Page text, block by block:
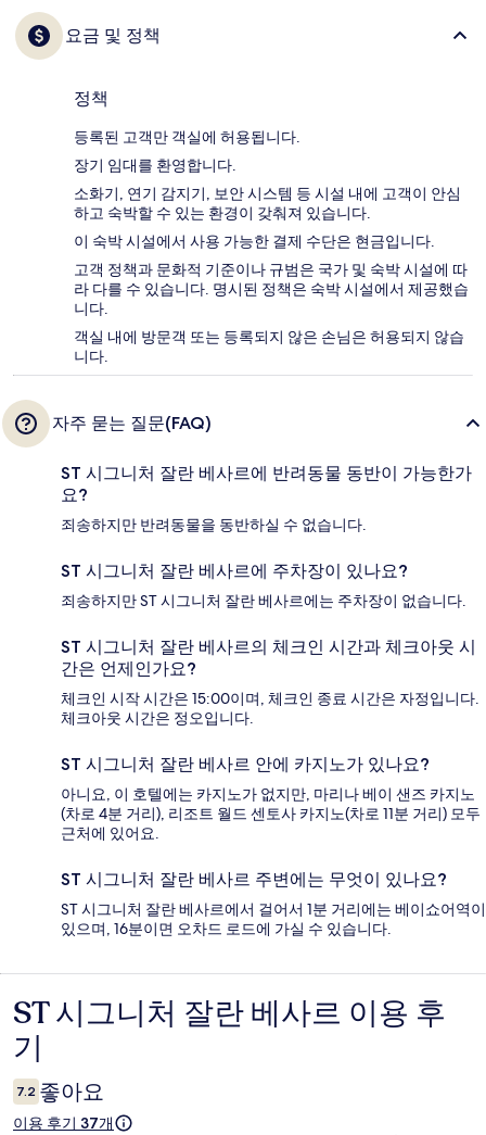
요금 및 정책
정책
등록된 고객만 객실에 허용됩니다.
장기 임대를 환영합니다.
소화기, 연기 감지기, 보안 시스템 등 시설 내에 고객이 안심
하고 숙박할 수 있는 환경이 갖춰져 있습니다.
이 숙박 시설에서 사용 가능한 결제 수단은 현금입니다.
고객 정책과 문화적 기준이나 규범은 국가 및 숙박 시설에 따
라 다를 수 있습니다. 명시된 정책은 숙박 시설에서 제공했습
니다.
객실 내에 방문객 또는 등록되지 않은 손님은 허용되지 않습
니다.
자주 묻는 질문(FAQ)
ST 시그니처 잘란 베사르에 반려동물 동반이 가능한가
요?
죄송하지만 반려동물을 동반하실 수 없습니다.
ST 시그니처 잘란 베사르에 주차장이 있나요?
죄송하지만 ST 시그니처 잘란 베사르에는 주차장이 없습니다.
ST 시그니처 잘란 베사르의 체크인 시간과 체크아웃 시
간은 언제인가요?
체크인 시작 시간은 15:00이며, 체크인 종료 시간은 자정입니다.
체크아웃 시간은 정오입니다.
ST 시그니처 잘란 베사르 안에 카지노가 있나요?
아니요, 이 호텔에는 카지노가 없지만, 마리나 베이 샌즈 카지노
(차로 4분 거리), 리조트 월드 센토사 카지노(차로 11분 거리) 모두
근처에 있어요.
ST 시그니처 잘란 베사르 주변에는 무엇이 있나요?
ST 시그니처 잘란 베사르에서 걸어서 1분 거리에는 베이쇼어역이
있으며, 16분이면 오차드 로드에 가실 수 있습니다.
이
용
후
기
ST 시그니처 잘란 베사르 이용 후
기
7.2 좋아요
이용 후기 37개